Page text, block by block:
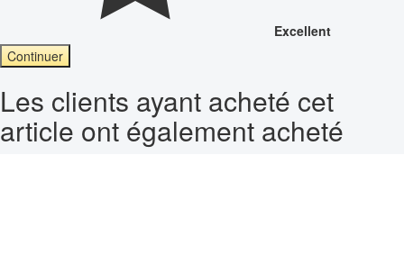
Excellent
Continuer
Les clients ayant acheté cet
article ont également acheté